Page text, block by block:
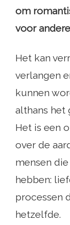
om
voor
Het kan
verlangen
kunnen
althans het
Het is een
over de
mensen
hebben:
processen
hetzelfde.